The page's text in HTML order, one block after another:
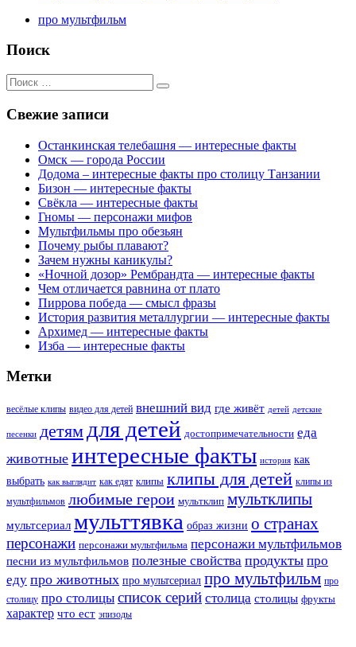
про мультфильм
Поиск
Поиск
для:
Свежие записи
Останкинская телебашня — интересные факты
Омск — города России
Додома – интересные факты про столицу Танзании
Бизон — интересные факты
Свёкла — интересные факты
Гномы — персонажи мифов
Мультфильмы про обезьян
Почему рыбы плавают?
Зачем нужны каникулы?
«Ночной дозор» Рембрандта — интересные факты
Чем отличается равнина от плато
Пиррова победа — смысл фразы
История развития металлургии — интересные факты
Архимед — интересные факты
Изба — интересные факты
Метки
весёлые клипы видео для детей внешний вид где живёт детей детские
песенки детям для детей достопримечательности еда
животные интересные факты история как
выбрать как выглядит как едят клипы клипы для детей клипы из
мультфильмов любимые герои мультклип мультклипы
мультсериал мульттявка образ жизни о странах
персонажи персонажи мультфильма персонажи мультфильмов
песни из мультфильмов полезные свойства продукты про
еду про животных про мультсериал про мультфильм про
столицу про столицы список серий столица столицы фрукты
характер что ест эпизоды